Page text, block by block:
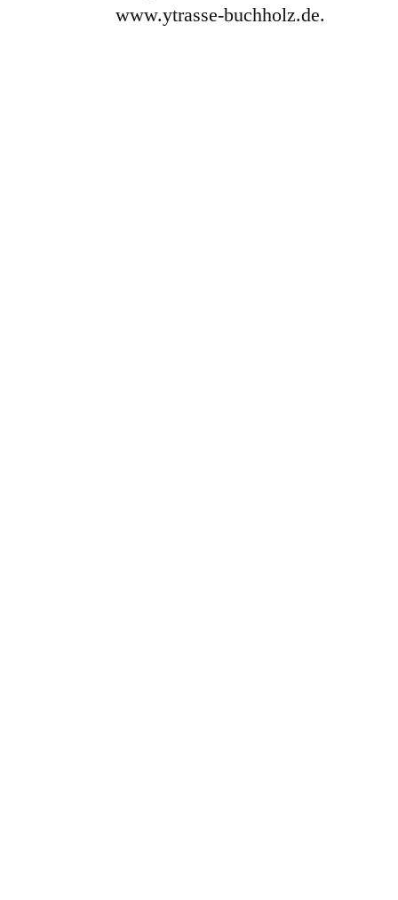
www.ytrasse-buchholz.de.